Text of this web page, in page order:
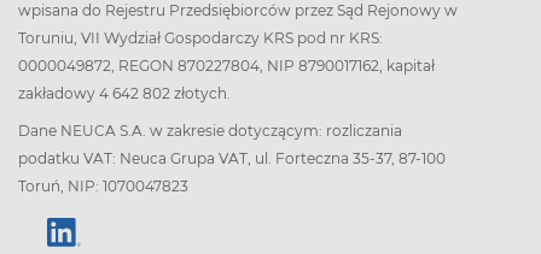
wpisana do Rejestru Przedsiębiorców przez Sąd Rejonowy w
Toruniu, VII Wydział Gospodarczy KRS pod nr KRS:
0000049872, REGON 870227804, NIP 8790017162, kapitał
zakładowy 4 642 802 złotych.
Dane NEUCA S.A. w zakresie dotyczącym: rozliczania
podatku VAT: Neuca Grupa VAT, ul. Forteczna 35-37, 87-100
Toruń, NIP: 1070047823